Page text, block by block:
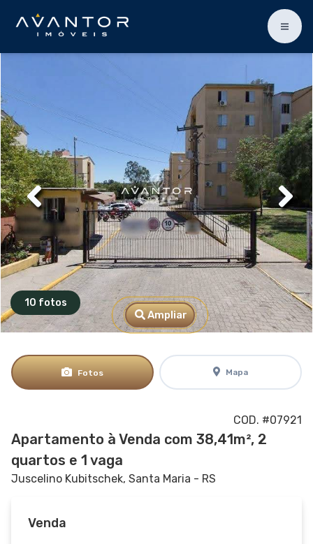
10 fotos
Ampliar
Fotos Mapa
COD. #07921
Apartamento à Venda com 38,41m², 2
quartos e 1 vaga
Juscelino Kubitschek, Santa Maria - RS
Venda